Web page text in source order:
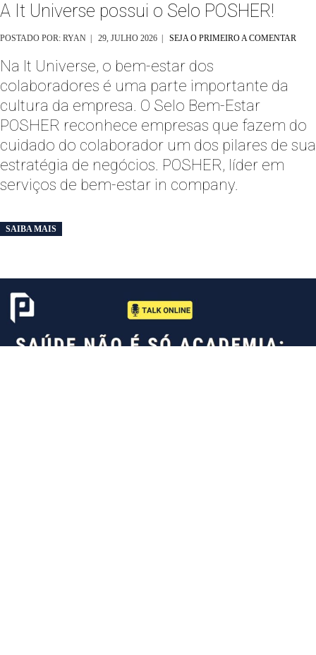
A It Universe possui o Selo POSHER!
POSTADO POR: RYAN | 29, JULHO 2026 | SEJA O PRIMEIRO A COMENTAR
Na It Universe, o bem-estar dos
colaboradores é uma parte importante da
cultura da empresa. O Selo Bem-Estar
POSHER reconhece empresas que fazem do
cuidado do colaborador um dos pilares de sua
estratégia de negócios. POSHER, líder em
serviços de bem-estar in company.
SAIBA MAIS